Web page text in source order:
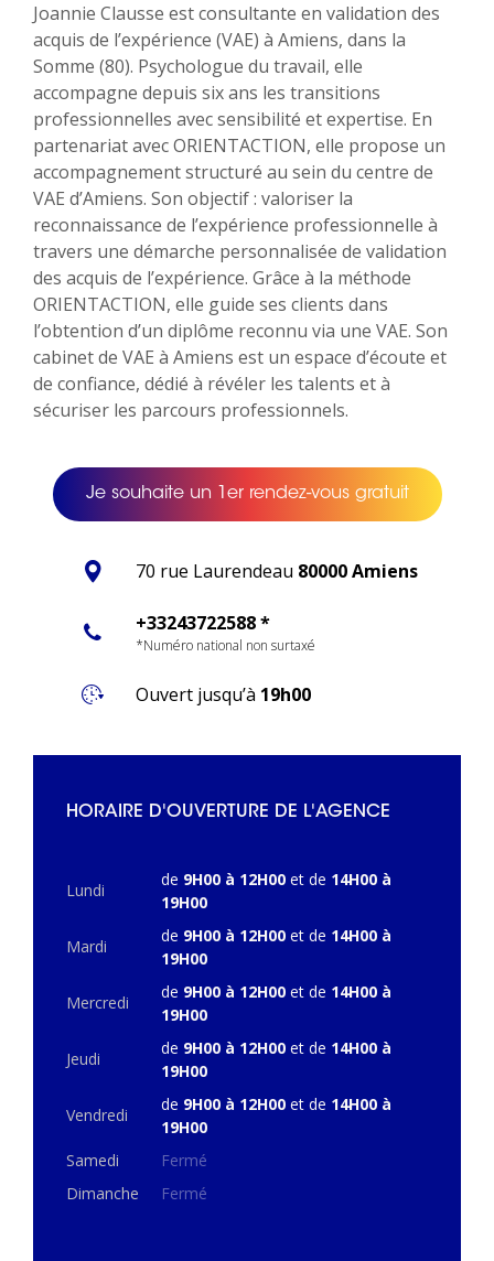
Joannie Clausse est consultante en validation des
acquis de l’expérience (VAE) à Amiens, dans la
Somme (80). Psychologue du travail, elle
accompagne depuis six ans les transitions
professionnelles avec sensibilité et expertise. En
partenariat avec ORIENTACTION, elle propose un
accompagnement structuré au sein du centre de
VAE d’Amiens. Son objectif : valoriser la
reconnaissance de l’expérience professionnelle à
travers une démarche personnalisée de validation
des acquis de l’expérience. Grâce à la méthode
ORIENTACTION, elle guide ses clients dans
l’obtention d’un diplôme reconnu via une VAE. Son
cabinet de VAE à Amiens est un espace d’écoute et
de confiance, dédié à révéler les talents et à
sécuriser les parcours professionnels.
Je souhaite un 1er rendez-vous gratuit
70 rue Laurendeau 80000 Amiens
+33243722588 *
*Numéro national non surtaxé
Ouvert jusqu’à 19h00
HORAIRE D'OUVERTURE DE L'AGENCE
Lundi
de 9H00 à 12H00 et de 14H00 à
19H00
Mardi
de 9H00 à 12H00 et de 14H00 à
19H00
Mercredi
de 9H00 à 12H00 et de 14H00 à
19H00
Jeudi
de 9H00 à 12H00 et de 14H00 à
19H00
Vendredi
de 9H00 à 12H00 et de 14H00 à
19H00
Samedi
Fermé
Dimanche
Fermé